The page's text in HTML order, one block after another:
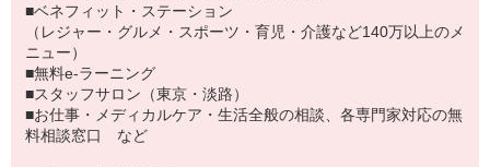
■ベネフィット・ステーション
（レジャー・グルメ・スポーツ・育児・介護など140万以上のメ
ニュー）
■無料e-ラーニング
■スタッフサロン（東京・淡路）
■お仕事・メディカルケア・生活全般の相談、各専門家対応の無
料相談窓口 など